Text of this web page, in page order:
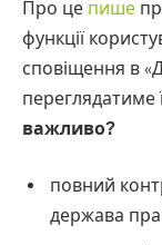
Про це пише
функції
сповіщення в
переглядатиме
важливо?
повний
держава